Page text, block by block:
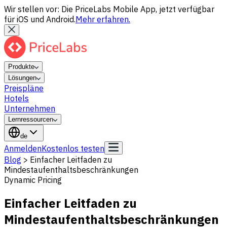
Wir stellen vor: Die PriceLabs Mobile App, jetzt verfügbar
für iOS und Android.Mehr erfahren.
Produkte
Lösungen
Preispläne
Hotels
Unternehmen
Lernressourcen
de
AnmeldenKostenlos testen
Blog > Einfacher Leitfaden zu
Mindestaufenthaltsbeschränkungen
Dynamic Pricing
Einfacher Leitfaden zu
Mindestaufenthaltsbeschränkungen